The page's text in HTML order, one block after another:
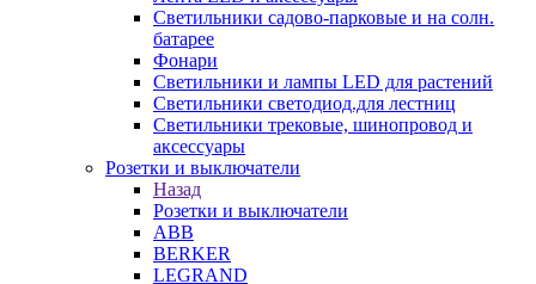
Светильники садово-парковые и на солн.
батарее
Фонари
Светильники и лампы LED для растений
Светильники светодиод.для лестниц
Светильники трековые, шинопровод и
аксессуары
Розетки и выключатели
Назад
Розетки и выключатели
ABB
BERKER
LEGRAND